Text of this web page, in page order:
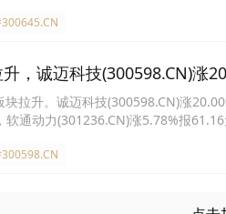
，诚迈科技(300598.CN)涨
拉升。诚迈科技(300598.CN)涨
通动力(301236.CN)涨5.78%报